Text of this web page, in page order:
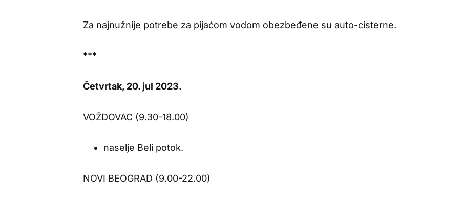
Za najnužnije potrebe za pijaćom vodom obezbeđene su auto-cisterne.
***
Četvrtak, 20. jul 2023.
VOŽDOVAC (9.30-18.00)
naselje Beli potok.
NOVI BEOGRAD (9.00-22.00)